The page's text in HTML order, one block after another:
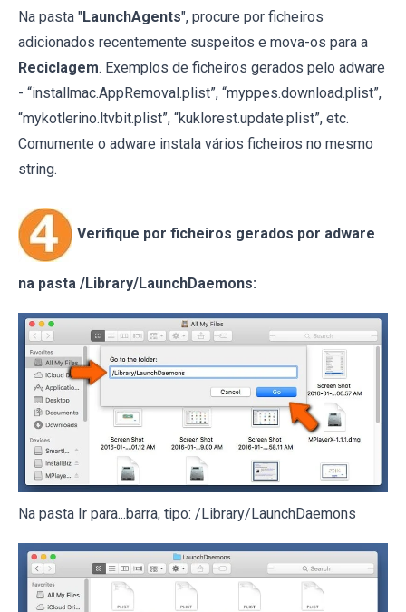
Na pasta "LaunchAgents", procure por ficheiros
adicionados recentemente suspeitos e mova-os para a
Reciclagem. Exemplos de ficheiros gerados pelo adware
- “installmac.AppRemoval.plist”, “myppes.download.plist”,
“mykotlerino.ltvbit.plist”, “kuklorest.update.plist”, etc.
Comumente o adware instala vários ficheiros no mesmo
string.
Verifique por ficheiros gerados por adware
na pasta /Library/LaunchDaemons:
Na pasta Ir para...barra, tipo: /Library/LaunchDaemons